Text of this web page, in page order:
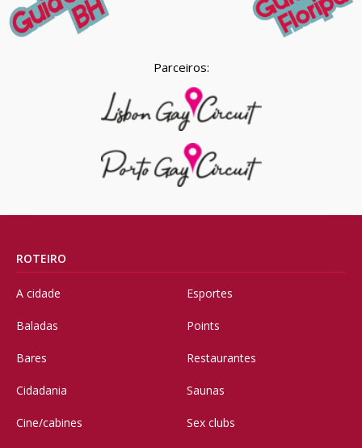
Parceiros:
ROTEIRO
A cidade
Baladas
Bares
Cidadania
Cine/cabines
Esportes
Points
Restaurantes
Saunas
Sex clubs